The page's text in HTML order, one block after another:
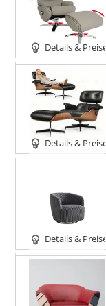
Details & Preise
Details & Preise
Details & Preise